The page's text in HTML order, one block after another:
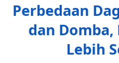
Perbedaan
dan Domba,
Lebih